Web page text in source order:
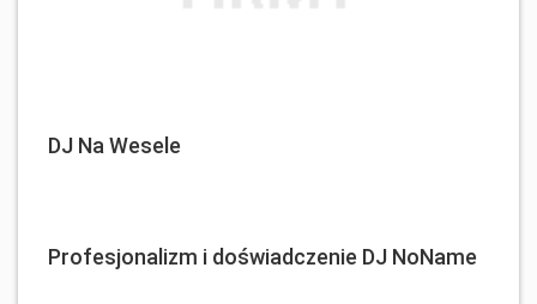
DJ Na Wesele
Profesjonalizm i doświadczenie DJ NoName